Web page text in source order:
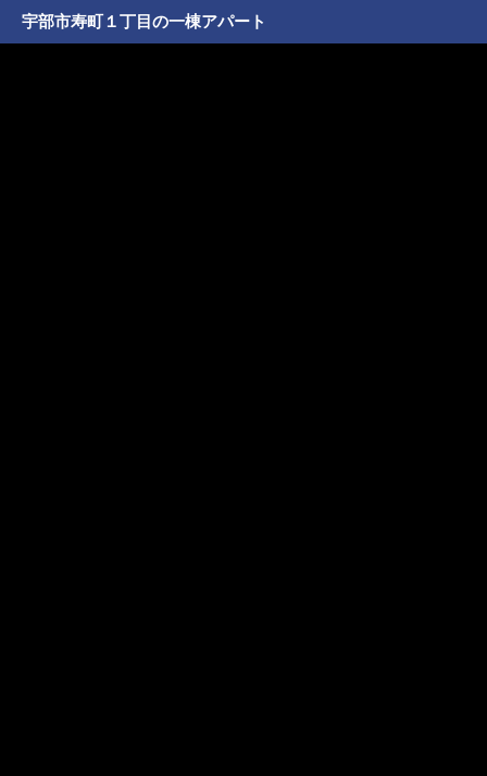
宇部市寿町１丁目の一棟アパート